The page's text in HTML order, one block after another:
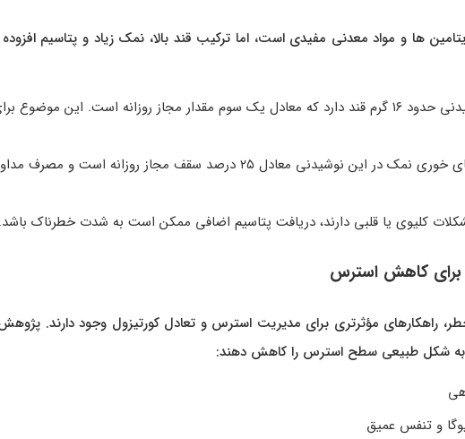
ها و مواد معدنی مفیدی است، اما ترکیب قند بالا، نمک زیاد و پتاسیم
یک لیوان از این نوشیدنی حدود ۱۶ گرم قند دارد که معادل یک سوم مقدار مجاز روزانه است.
یک چهارم قاشق چای‌ خوری نمک در این نوشیدنی معادل ۲۵ درصد سقف مجاز
کلیوی یا قلبی دارند، دریافت پتاسیم اضافی ممکن است به شدت خطرناک باشد.
کاهش استرس
راهکارهای مؤثرتری برای مدیریت استرس و تعادل کورتیزول وجود دارند.
به شکل طبیعی سطح استرس را کاهش دهند:
و تنفس عمیق